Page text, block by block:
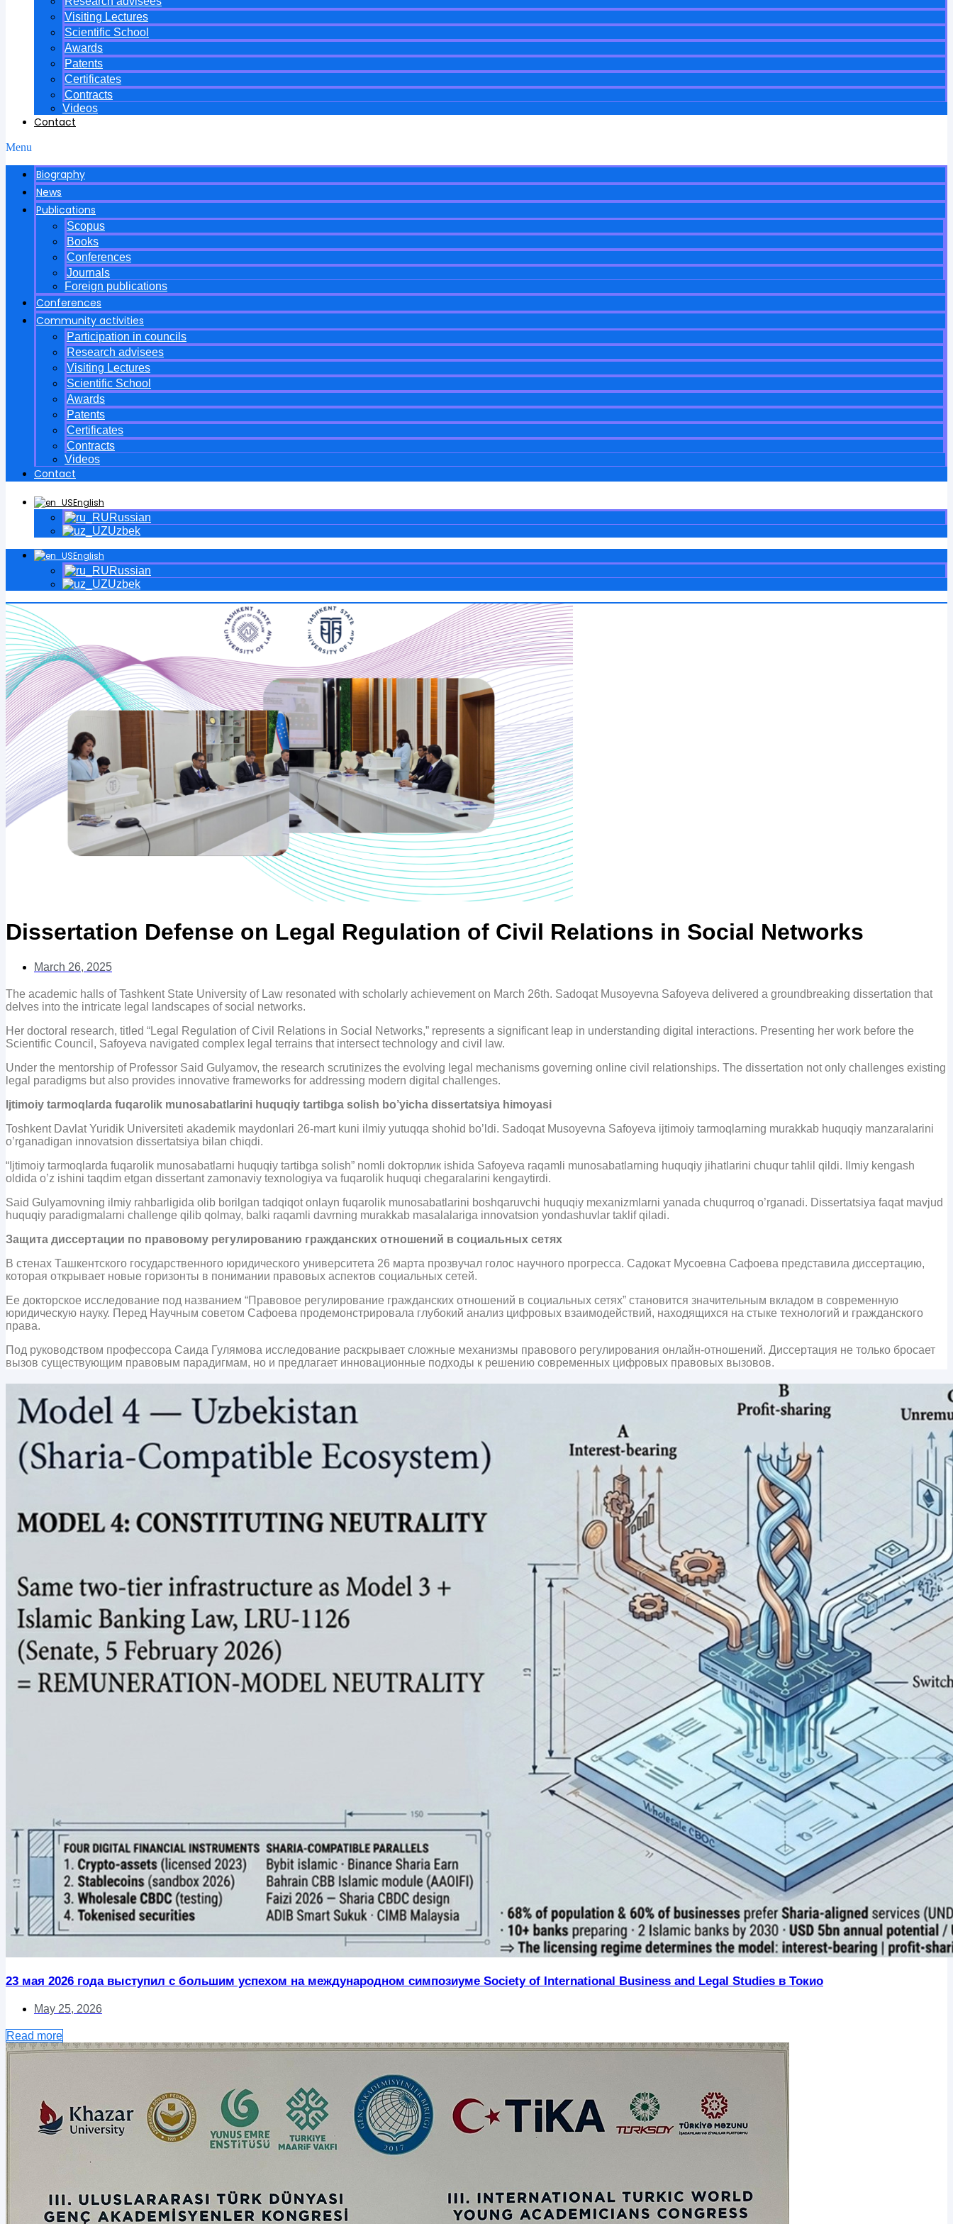
Visiting Lectures
Scientific School
Awards
Patents
Certificates
Contracts
Videos
Contact
Menu
Biography
News
Publications
Scopus
Books
Conferences
Journals
Foreign publications
Conferences
Community activities
Participation in councils
Research advisees
Visiting Lectures
Scientific School
Awards
Patents
Certificates
Contracts
Videos
Contact
English
Russian
Uzbek
English
Russian
Uzbek
Dissertation Defense on Legal Regulation of Civil Relations in Social Networks
March 26, 2025
The academic halls of Tashkent State University of Law resonated with scholarly achievement on March 26th. Sadoqat Musoyevna Safoyeva delivered a groundbreaking dissertation that
delves into the intricate legal landscapes of social networks.
Her doctoral research, titled “Legal Regulation of Civil Relations in Social Networks,” represents a significant leap in understanding digital interactions. Presenting her work before the
Scientific Council, Safoyeva navigated complex legal terrains that intersect technology and civil law.
Under the mentorship of Professor Said Gulyamov, the research scrutinizes the evolving legal mechanisms governing online civil relationships. The dissertation not only challenges existing
legal paradigms but also provides innovative frameworks for addressing modern digital challenges.
Ijtimoiy tarmoqlarda fuqarolik munosabatlarini huquqiy tartibga solish bo’yicha dissertatsiya himoyasi
Toshkent Davlat Yuridik Universiteti akademik maydonlari 26-mart kuni ilmiy yutuqqa shohid bo’ldi. Sadoqat Musoyevna Safoyeva ijtimoiy tarmoqlarning murakkab huquqiy manzaralarini
o’rganadigan innovatsion dissertatsiya bilan chiqdi.
“Ijtimoiy tarmoqlarda fuqarolik munosabatlarni huquqiy tartibga solish” nomli dokторлик ishida Safoyeva raqamli munosabatlarning huquqiy jihatlarini chuqur tahlil qildi. Ilmiy kengash
oldida o’z ishini taqdim etgan dissertant zamonaviy texnologiya va fuqarolik huquqi chegaralarini kengaytirdi.
Said Gulyamovning ilmiy rahbarligida olib borilgan tadqiqot onlayn fuqarolik munosabatlarini boshqaruvchi huquqiy mexanizmlarni yanada chuqurroq o’rganadi. Dissertatsiya faqat mavjud
huquqiy paradigmalarni challenge qilib qolmay, balki raqamli davrning murakkab masalalariga innovatsion yondashuvlar taklif qiladi.
Защита диссертации по правовому регулированию гражданских отношений в социальных сетях
В стенах Ташкентского государственного юридического университета 26 марта прозвучал голос научного прогресса. Садокат Мусоевна Сафоева представила диссертацию,
которая открывает новые горизонты в понимании правовых аспектов социальных сетей.
Ее докторское исследование под названием “Правовое регулирование гражданских отношений в социальных сетях” становится значительным вкладом в современную
юридическую науку. Перед Научным советом Сафоева продемонстрировала глубокий анализ цифровых взаимодействий, находящихся на стыке технологий и гражданского
права.
Под руководством профессора Саида Гулямова исследование раскрывает сложные механизмы правового регулирования онлайн-отношений. Диссертация не только бросает
вызов существующим правовым парадигмам, но и предлагает инновационные подходы к решению современных цифровых правовых вызовов.
23 мая 2026 года выступил с большим успехом на международном симпозиуме Society of International Business and Legal Studies в Токио
May 25, 2026
Read more